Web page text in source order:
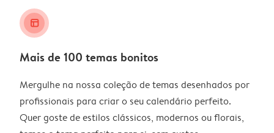
layout_alt
Mais de 100 temas bonitos
Mergulhe na nossa coleção de temas desenhados por
profissionais para criar o seu calendário perfeito.
Quer goste de estilos clássicos, modernos ou florais,